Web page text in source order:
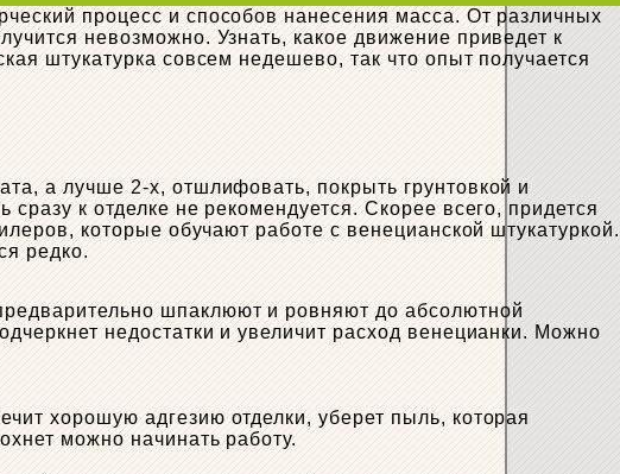
процесс и способов нанесения масса. От различных
невозможно. Узнать, какое движение приведет к
штукатурка совсем недешево, так что опыт получается
а лучше 2-х, отшлифовать, покрыть грунтовкой и
к отделке не рекомендуется. Скорее всего, придется
которые обучают работе с венецианской штукатуркой.
редко.
шпаклюют и ровняют до абсолютной
недостатки и увеличит расход венецианки. Можно
хорошую адгезию отделки, уберет пыль, которая
можно начинать работу.